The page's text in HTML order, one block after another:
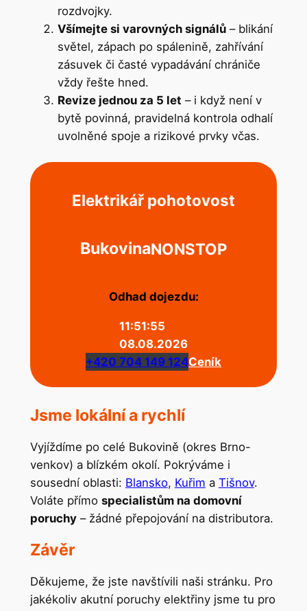
rozdvojky.
Všímejte si varovných signálů– blikání
světel, zápach po spálenině, zahřívání
zásuvek či časté vypadávání chrániče
vždy řešte hned.
Revize jednou za 5 let – i když není v
bytě povinná, pravidelná kontrola odhalí
uvolněné spoje a rizikové prvky včas.
Elektrikář pohotovost
BukovinaNONSTOP
Odhad dojezdu:
11:51:55
08.08.2026
+420 704 149 124Ceník
Jsme lokální a rychlí
Vyjíždíme po celé Bukovině (okres Brno-
venkov) a blízkém okolí. Pokrýváme i
sousední oblasti: Blansko, Kuřim a Tišnov.
Voláte přímo specialistům na domovní
poruchy– žádné přepojování na distributora.
Závěr
Děkujeme, že jste navštívili naši stránku. Pro
jakékoliv akutní poruchy elektřiny jsme tu pro